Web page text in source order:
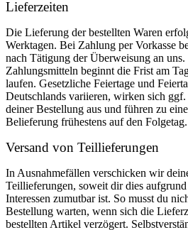
Lieferzeiten
Die Lieferung der bestellten Waren
Werktagen. Bei Zahlung per Vorkasse
nach Tätigung der Überweisung an uns.
Zahlungsmitteln beginnt die Frist am
laufen. Gesetzliche Feiertage und
Deutschlands variieren, wirken sich
deiner Bestellung aus und führen zu
Belieferung frühestens auf den Folgetag.
Versand von Teillieferungen
In Ausnahmefällen verschicken wir
Teillieferungen, soweit dir dies
Interessen zumutbar ist. So musst du
Bestellung warten, wenn sich die
bestellten Artikel verzögert.